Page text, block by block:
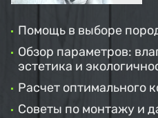
Помощь в выборе
Обзор параметров:
эстетика и
Расчет оптимального
Советы по монтажу и